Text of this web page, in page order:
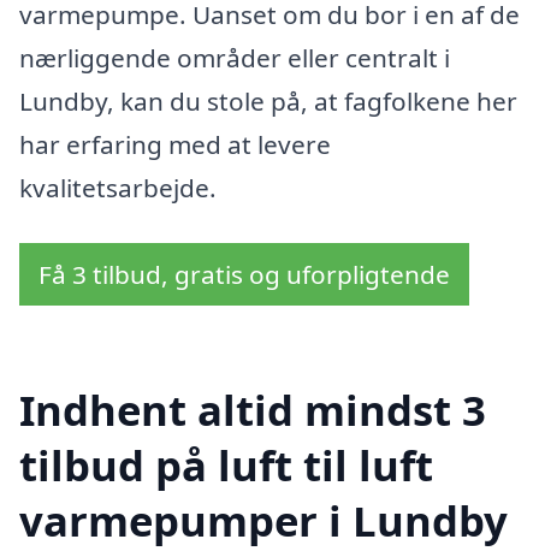
varmepumpe. Uanset om du bor i en af de
nærliggende områder eller centralt i
Lundby, kan du stole på, at fagfolkene her
har erfaring med at levere
kvalitetsarbejde.
Få 3 tilbud, gratis og uforpligtende
Indhent altid mindst 3
tilbud på luft til luft
varmepumper i Lundby